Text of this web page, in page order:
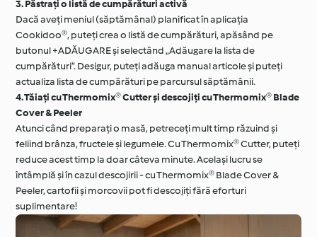
3. Păstrați o listă de cumpărături activă
Dacă aveți meniul (săptămânal) planificat în aplicația
Cookidoo®, puteți crea o listă de cumpărături, apăsând pe
butonul +ADĂUGARE și selectând „Adăugare la lista de
cumpărături”. Desigur, puteți adăuga manual articole și puteți
actualiza lista de cumpărături pe parcursul săptămânii.
4. Tăiați cu Thermomix® Cutter și descojiți cu Thermomix® Blade
Cover & Peeler
Atunci când preparați o masă, petreceți mult timp răzuind și
feliind brânza, fructele și legumele. Cu Thermomix® Cutter, puteți
reduce acest timp la doar câteva minute. Același lucru se
întâmplă și în cazul descojirii - cu Thermomix® Blade Cover &
Peeler, cartofii și morcovii pot fi descojiți fără eforturi
suplimentare!